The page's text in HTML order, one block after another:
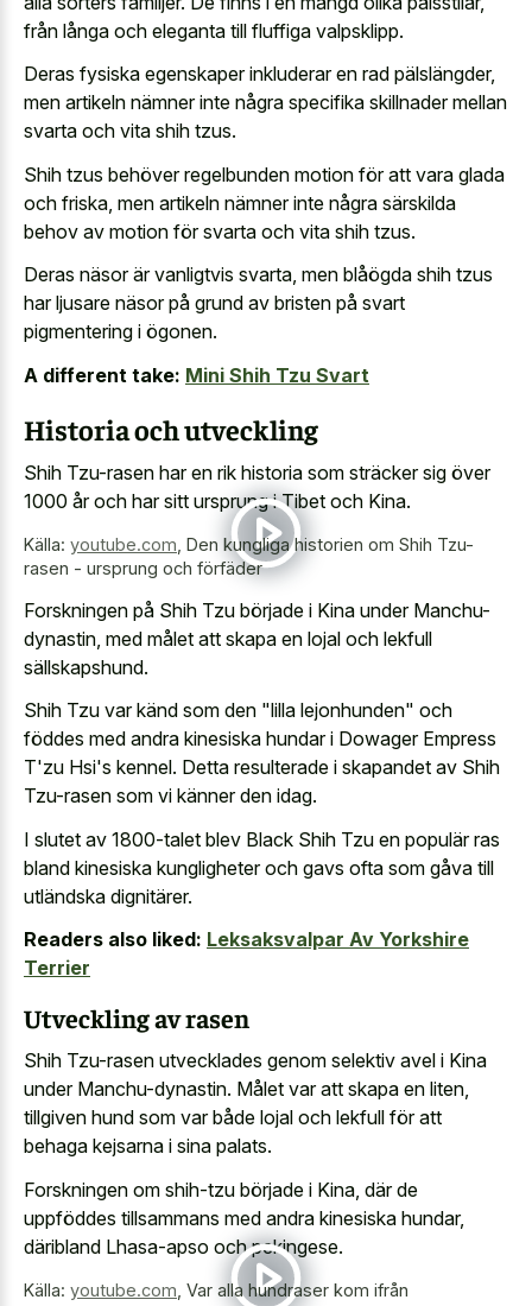
från långa och eleganta till fluffiga valpsklipp.
Deras fysiska egenskaper inkluderar en rad pälslängder,
men artikeln nämner inte några specifika skillnader mellan
svarta och vita shih tzus.
Shih tzus behöver regelbunden motion för att vara glada
och friska, men artikeln nämner inte några särskilda
behov av motion för svarta och vita shih tzus.
Deras näsor är vanligtvis svarta, men blåögda shih tzus
har ljusare näsor på grund av bristen på svart
pigmentering i ögonen.
A different take: Mini Shih Tzu Svart
Historia och utveckling
Shih Tzu-rasen har en rik historia som sträcker sig över
1000 år och har sitt ursprung i Tibet och Kina.
Källa: youtube.com, Den kungliga historien om Shih Tzu-
rasen - ursprung och förfäder
Forskningen på Shih Tzu började i Kina under Manchu-
dynastin, med målet att skapa en lojal och lekfull
sällskapshund.
Shih Tzu var känd som den "lilla lejonhunden" och
föddes med andra kinesiska hundar i Dowager Empress
T'zu Hsi's kennel. Detta resulterade i skapandet av Shih
Tzu-rasen som vi känner den idag.
I slutet av 1800-talet blev Black Shih Tzu en populär ras
bland kinesiska kungligheter och gavs ofta som gåva till
utländska dignitärer.
Readers also liked: Leksaksvalpar Av Yorkshire
Terrier
Utveckling av rasen
Shih Tzu-rasen utvecklades genom selektiv avel i Kina
under Manchu-dynastin. Målet var att skapa en liten,
tillgiven hund som var både lojal och lekfull för att
behaga kejsarna i sina palats.
Forskningen om shih-tzu började i Kina, där de
uppföddes tillsammans med andra kinesiska hundar,
däribland Lhasa-apso och pekingese.
Källa: youtube.com Var alla hundraser kom ifrån